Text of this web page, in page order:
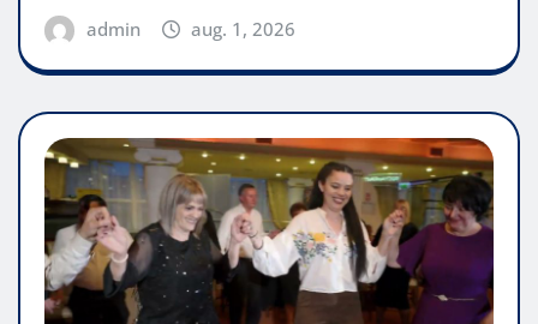
admin aug. 1, 2026